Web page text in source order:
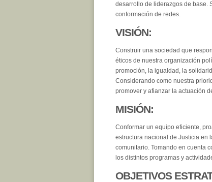
desarrollo de liderazgos de base.
conformación de redes.
VISIÓN:
Construir una sociedad que
éticos de nuestra organización
promoción, la igualdad, la
Considerando como nuestra
promover y afianzar la actuación
MISIÓN:
Conformar un equipo eficiente,
estructura nacional de Justicia en
comunitario. Tomando en cuenta
los distintos programas y
OBJETIVOS